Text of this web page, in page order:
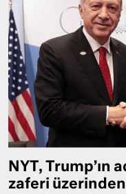
NYT, Trump’ın
zaferi